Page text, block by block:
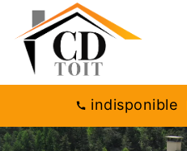
indisponible